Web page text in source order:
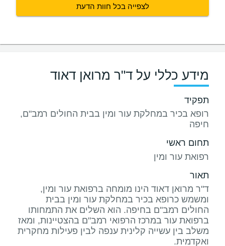
לצפייה בכל חוות הדעת
מידע כללי על ד"ר מרואן דאוד
תפקיד
רופא בכיר במחלקת עור ומין בבית החולים רמב"ם,
חיפה
תחום ראשי
רפואת עור ומין
תאור
ד"ר מרואן דאוד הינו מומחה ברפואת עור ומין,
ומשמש כרופא בכיר במחלקת עור ומין בבית
החולים רמב"ם בחיפה. הוא השלים את התמחותו
ברפואת עור במרכז הרפואי רמב"ם בהצטיינות, ומאז
משלב בין עשייה קלינית ענפה לבין פעילות מחקרית